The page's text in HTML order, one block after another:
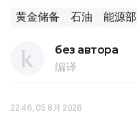
黄金储备 石油 能源部
без автора
编译
22:46, 05 8月 2026